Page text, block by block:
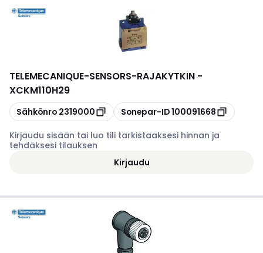
TELEMECANIQUE-SENSORS-RAJAKYTKIN -
XCKM110H29
Kopioi
Sähkönro 2319000 Kopioi
Sonepar-ID100091668
Kirjaudu sisään tai luo tili tarkistaaksesi hinnan ja
tehdäksesi tilauksen
Kirjaudu